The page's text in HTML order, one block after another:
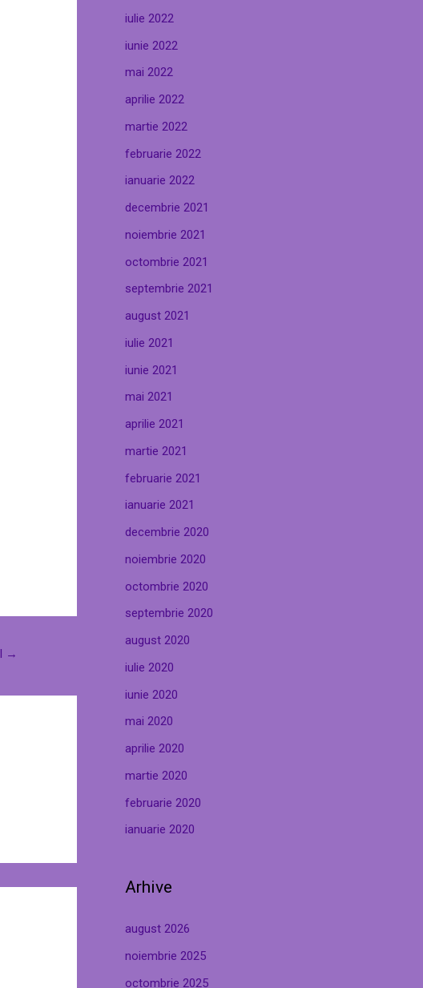
→
iulie 2022
iunie 2022
mai 2022
aprilie 2022
martie 2022
februarie 2022
ianuarie 2022
decembrie 2021
noiembrie 2021
octombrie 2021
septembrie 2021
august 2021
iulie 2021
iunie 2021
mai 2021
aprilie 2021
martie 2021
februarie 2021
ianuarie 2021
decembrie 2020
noiembrie 2020
octombrie 2020
septembrie 2020
august 2020
iulie 2020
iunie 2020
mai 2020
aprilie 2020
martie 2020
februarie 2020
ianuarie 2020
Arhive
august 2026
noiembrie 2025
octombrie 2025